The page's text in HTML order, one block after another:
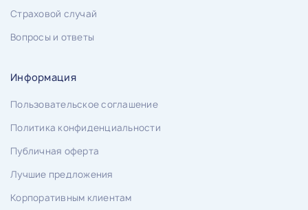
Страховой случай
Вопросы и ответы
Информация
Пользовательское соглашение
Политика конфиденциальности
Публичная оферта
Лучшие предложения
Корпоративным клиентам